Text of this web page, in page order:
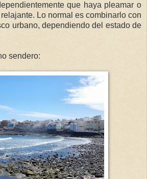
que haya pleamar o
Lo normal es combinarlo con
urbano, dependiendo del estado de
sendero: